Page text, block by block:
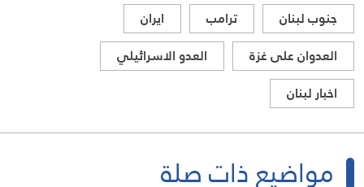
جنوب لبنان
ترامب
ايران
العدوان على غزة
العدو الاسرائيلي
اخبار لبنان
مواضيع ذات صلة